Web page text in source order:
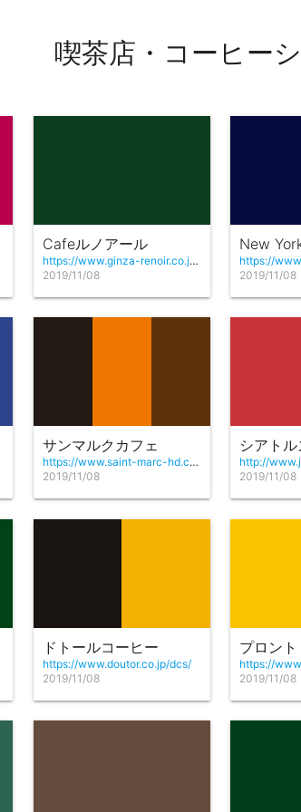
喫茶店・コーヒー
Cafeルノアール
https://www.ginza-renoir.co.jp/caferenoir/
2019/11/08
New
2019/11/08
サンマルクカフェ
https://www.saint-marc-hd.com/saintmarccafe/
2019/11/08
http://
2019/11/08
ドトールコーヒー
https://www.doutor.co.jp/dcs/
2019/11/08
プロント
https://
2019/11/08